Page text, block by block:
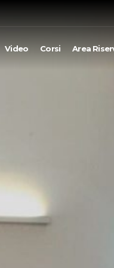
Video Corsi Area